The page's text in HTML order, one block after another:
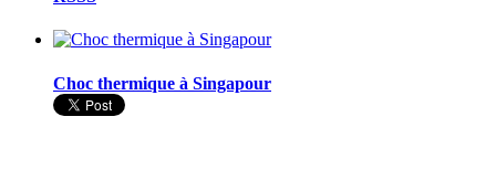
Choc thermique à Singapour